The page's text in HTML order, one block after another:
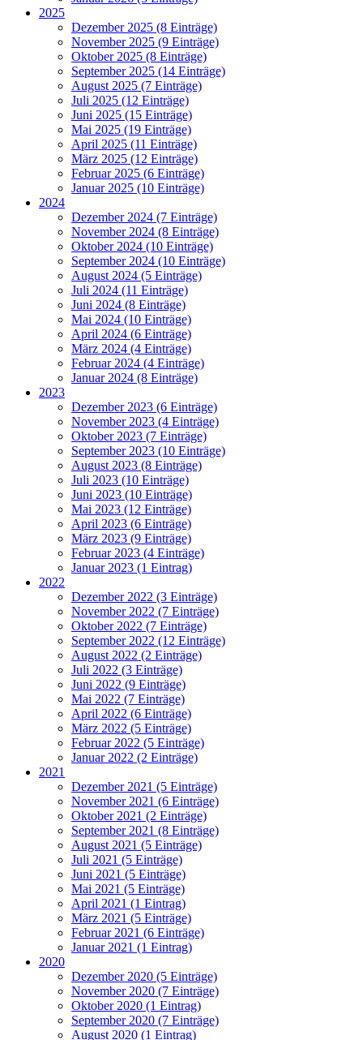
2025
Dezember 2025 (8 Einträge)
November 2025 (9 Einträge)
Oktober 2025 (8 Einträge)
September 2025 (14 Einträge)
August 2025 (7 Einträge)
Juli 2025 (12 Einträge)
Juni 2025 (15 Einträge)
Mai 2025 (19 Einträge)
April 2025 (11 Einträge)
März 2025 (12 Einträge)
Februar 2025 (6 Einträge)
Januar 2025 (10 Einträge)
2024
Dezember 2024 (7 Einträge)
November 2024 (8 Einträge)
Oktober 2024 (10 Einträge)
September 2024 (10 Einträge)
August 2024 (5 Einträge)
Juli 2024 (11 Einträge)
Juni 2024 (8 Einträge)
Mai 2024 (10 Einträge)
April 2024 (6 Einträge)
März 2024 (4 Einträge)
Februar 2024 (4 Einträge)
Januar 2024 (8 Einträge)
2023
Dezember 2023 (6 Einträge)
November 2023 (4 Einträge)
Oktober 2023 (7 Einträge)
September 2023 (10 Einträge)
August 2023 (8 Einträge)
Juli 2023 (10 Einträge)
Juni 2023 (10 Einträge)
Mai 2023 (12 Einträge)
April 2023 (6 Einträge)
März 2023 (9 Einträge)
Februar 2023 (4 Einträge)
Januar 2023 (1 Eintrag)
2022
Dezember 2022 (3 Einträge)
November 2022 (7 Einträge)
Oktober 2022 (7 Einträge)
September 2022 (12 Einträge)
August 2022 (2 Einträge)
Juli 2022 (3 Einträge)
Juni 2022 (9 Einträge)
Mai 2022 (7 Einträge)
April 2022 (6 Einträge)
März 2022 (5 Einträge)
Februar 2022 (5 Einträge)
Januar 2022 (2 Einträge)
2021
Dezember 2021 (5 Einträge)
November 2021 (6 Einträge)
Oktober 2021 (2 Einträge)
September 2021 (8 Einträge)
August 2021 (5 Einträge)
Juli 2021 (5 Einträge)
Juni 2021 (5 Einträge)
Mai 2021 (5 Einträge)
April 2021 (1 Eintrag)
März 2021 (5 Einträge)
Februar 2021 (6 Einträge)
Januar 2021 (1 Eintrag)
2020
Dezember 2020 (5 Einträge)
November 2020 (7 Einträge)
Oktober 2020 (1 Eintrag)
September 2020 (7 Einträge)
August 2020 (1 Eintrag)